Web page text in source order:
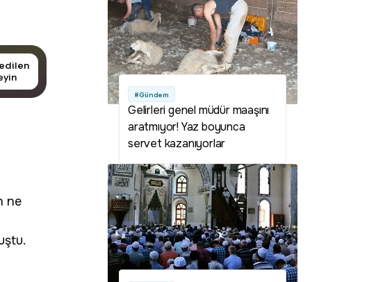
ne
#Gündem
Gelirleri genel müdür maaşını
aratmıyor! Yaz boyunca
servet kazanıyorlar